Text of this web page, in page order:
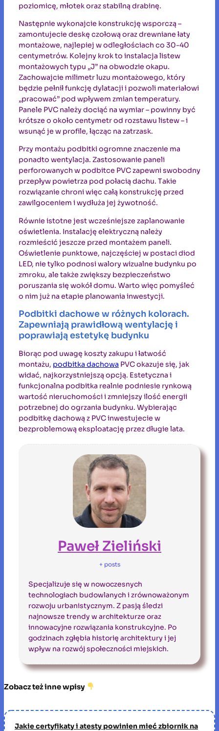
poziomicę, młotek oraz stabilną drabinę.
Następnie wykonajcie konstrukcję wsporczą –
zamontujecie deskę czołową oraz drewniane łaty
montażowe, najlepiej w odległościach co 30-40
centymetrów. Kolejny krok to instalacja listew
montażowych typu „J” na obwodzie okapu.
Zachowajcie milimetr luzu montażowego, który
będzie pełnił funkcję dylatacji i pozwoli materiałowi
„pracować” pod wpływem zmian temperatury.
Panele PVC należy dociąć na wymiar – powinny być
krótsze o około centymetr od rozstawu listew – i
wsunąć je w profile, łącząc na zatrzask.
Przy montażu podbitki ogromne znaczenie ma
ponadto wentylacja. Zastosowanie paneli
perforowanych w podbitce PVC zapewni swobodny
przepływ powietrza pod połacią dachu. Takie
rozwiązanie chroni więc całą konstrukcję przed
zawilgoceniem i wydłuża jej żywotność.
Równie istotne jest wcześniejsze zaplanowanie
oświetlenia. Instalację elektryczną należy
rozmieścić jeszcze przed montażem paneli.
Oświetlenie punktowe, najczęściej w postaci diod
LED, nie tylko podnosi walory wizualne budynku po
zmroku, ale także zwiększy bezpieczeństwo
poruszania się wokół domu. Warto więc pomyśleć
o nim już na etapie planowania inwestycji.
Podbitki dachowe w różnych kolorach.
Zapewniają prawidłową wentylację i
poprawiają estetykę budynku
Biorąc pod uwagę koszty zakupu i łatwość
montażu, podbitka dachowa PVC okazuje się, jak
widać, najkorzystniejszą opcją. Estetyczna i
funkcjonalna podbitka realnie podniesie rynkową
wartość nieruchomości i zmniejszy ilość energii
potrzebnej do ogrzania budynku. Wybierając
podbitkę dachową z PVC inwestujecie w
bezproblemową eksploatację przez długie lata.
Paweł Zieliński
+ posts
Specjalizuje się w nowoczesnych
technologiach budowlanych i zrównoważonym
rozwoju urbanistycznym. Z pasją śledzi
najnowsze trendy w architekturze oraz
innowacyjne rozwiązania konstrukcyjne. Po
godzinach zgłębia historię architektury i jej
wpływ na rozwój społeczności miejskich.
Zobacz też inne wpisy
Jakie certyfikaty i atesty powinien mieć zbiornik na